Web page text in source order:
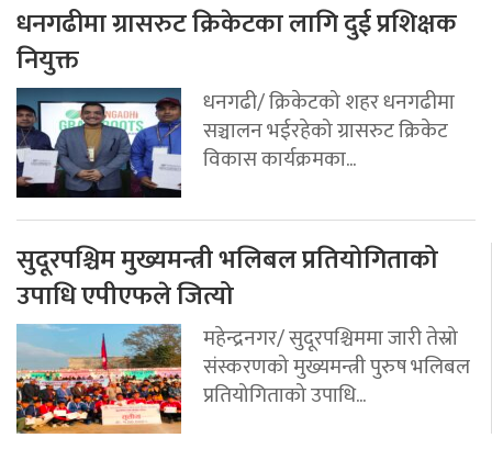
धनगढीमा ग्रासरुट क्रिकेटका लागि दुई प्रशिक्षक
नियुक्त
धनगढी/ क्रिकेटको शहर धनगढीमा
सञ्चालन भईरहेको ग्रासरुट क्रिकेट
विकास कार्यक्रमका...
सुदूरपश्चिम मुख्यमन्त्री भलिबल प्रतियोगिताको
उपाधि एपीएफले जित्यो
महेन्द्रनगर/ सुदूरपश्चिममा जारी तेस्रो
संस्करणको मुख्यमन्त्री पुरुष भलिबल
प्रतियोगिताको उपाधि...